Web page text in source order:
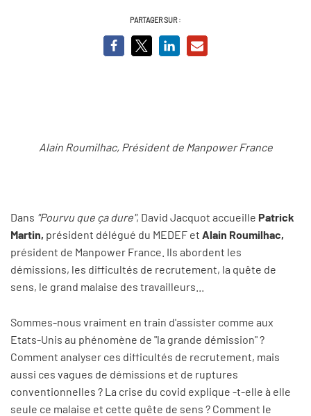
PARTAGER SUR :
Alain Roumilhac, Président de Manpower France
Dans "Pourvu que ça dure", David Jacquot accueille Patrick
Martin, président délégué du MEDEF et Alain Roumilhac,
président de Manpower France. Ils abordent les
démissions, les difficultés de recrutement, la quête de
sens, le grand malaise des travailleurs...
Sommes-nous vraiment en train d'assister comme aux
Etats-Unis au phénomène de "la grande démission" ?
Comment analyser ces difficultés de recrutement, mais
aussi ces vagues de démissions et de ruptures
conventionnelles ? La crise du covid explique -t-elle à elle
seule ce malaise et cette quête de sens ? Comment le